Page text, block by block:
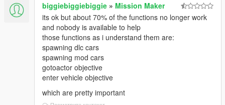
biggiebiggiebiggie » Mission Maker
its ok but about 70% of the functions no longer work
and nobody is available to help
those functions as i understand them are:
spawning dlc cars
spawning mod cars
gotoactor objective
enter vehicle objective
which are pretty important